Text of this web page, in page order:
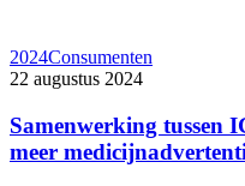
2024Consumenten
22 augustus 2024
Samenwerking tussen
meer